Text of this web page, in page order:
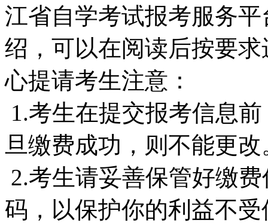
江省自学考试报考服务
绍，可以在阅读后按要
心提请考生注意：
1.考生在提交报考信息
旦缴费成功，则不能更改
2.考生请妥善保管好缴
码，以保护你的利益不